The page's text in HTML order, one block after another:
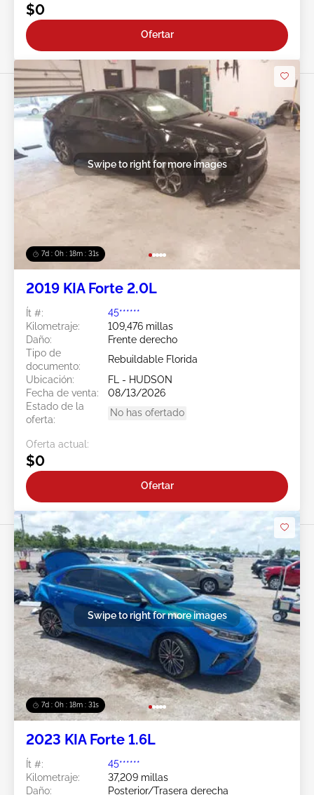
$0
Ofertar
7d : 0h : 18m : 28s
Swipe to right for more images
2019 KIA Forte 2.0L
Ít #:
45******
Kilometraje:
109,476 millas
Daño:
Frente derecho
Tipo de
documento:
Rebuildable Florida
Ubicación:
FL - HUDSON
Fecha de venta:
08/13/2026
Estado de la
oferta:
No has ofertado
Oferta actual:
$0
Ofertar
7d : 0h : 18m : 28s
Swipe to right for more images
2023 KIA Forte 1.6L
Ít #:
45******
Kilometraje:
37,209 millas
Daño:
Posterior/Trasera derecha